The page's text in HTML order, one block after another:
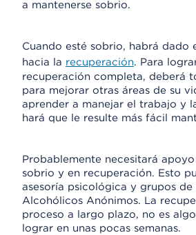
a mantenerse sobrio.
Cuando esté sobrio, habrá dado
hacia la recuperación. Para
recuperación completa, deberá
para mejorar otras áreas de su
aprender a manejar el trabajo y
hará que le resulte más fácil
Probablemente necesitará
sobrio y en recuperación. Esto
asesoría psicológica y grupos
Alcohólicos Anónimos. La
proceso a largo plazo, no es
lograr en unas pocas semanas.